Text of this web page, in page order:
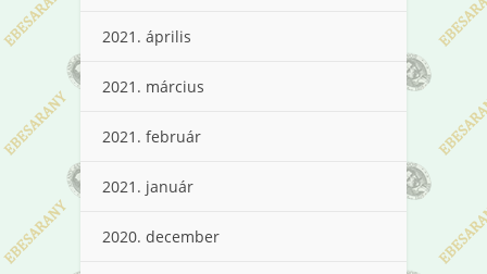
2021. április
2021. március
2021. február
2021. január
2020. december